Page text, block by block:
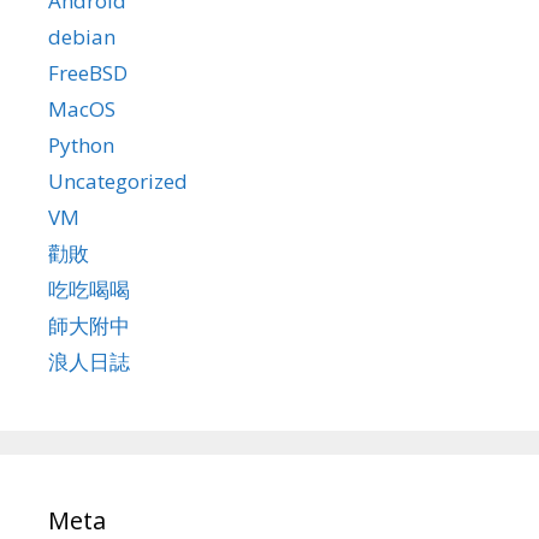
debian
FreeBSD
MacOS
Python
Uncategorized
VM
勸敗
吃吃喝喝
師大附中
浪人日誌
Meta